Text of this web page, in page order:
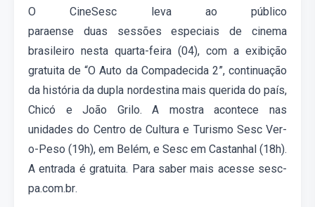
O CineSesc leva ao público
paraense duas sessões especiais de cinema
brasileiro nesta quarta-feira (04), com a exibição
gratuita de “O Auto da Compadecida 2”, continuação
da história da dupla nordestina mais querida do país,
Chicó e João Grilo. A mostra acontece nas
unidadesdo Centro de Cultura e Turismo Sesc Ver-
o-Peso (19h), em Belém, e Sesc em Castanhal (18h).
A entrada égratuita. Para saber mais acesse sesc-
pa.com.br.